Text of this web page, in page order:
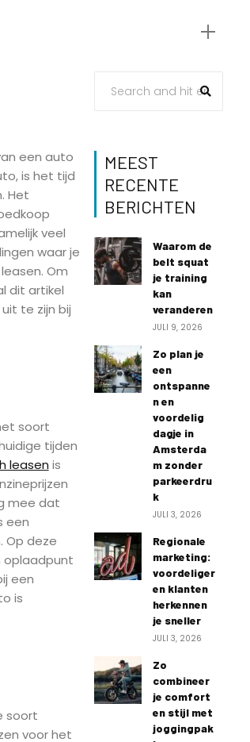
een auto
is het tijd
Het
veel
waar je
Om
dit artikel
te zijn bij
soort
tijden
leasen is
mee dat
een
Op deze
oplaadpunt
een
is
soort
voor het
MEEST
RECENTE
BERICHTEN
Waarom de
belt squat
je training
kan
veranderen
JULI 9, 2026
Zo plan je
een
ontspanne
n en
voordelig
dagje in
Amsterda
m zonder
parkeerdru
k
JULI 3, 2026
Regionale
marketing:
voordeliger
en klanten
herkennen
je sneller
JULI 3, 2026
Zo
combineer
je comfort
en stijl met
joggingpak